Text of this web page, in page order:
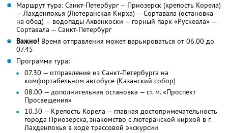
Маршрут тура: Санкт-Петербург — Приозерск (крепость Корела)
— Лахденпохья (Лютеранская Кирха) — Сортавала (остановка
на обед) — водопады Ахвенкоски — горный парк «Рускеала» —
Сортавала — Санкт-Петербург
Важно! Время отправления может варьироваться от 06.00 до
07.45
Программа тура:
07.30 — отправление из Санкт-Петербурга на
комфортабельном автобусе (Казанский собор)
08.00 — дополнительная остановка — ст. м. «Проспект
Просвещения»
10.30 — Крепость Корела — главная достопримечательность
города Приозерска, знакомство с лютеранской кирхой в г.
Лахденпохья в ходе трассовой экскурсии